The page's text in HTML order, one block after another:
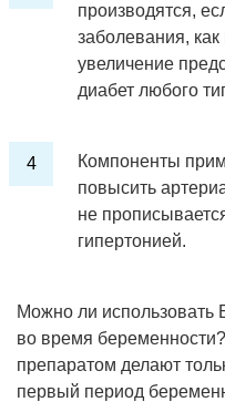
производятся,
заболевания, как
увеличение
диабет любого
Компоненты
повысить
не
гипертонией.
Можно ли использовать
во время
препаратом делают
первый период